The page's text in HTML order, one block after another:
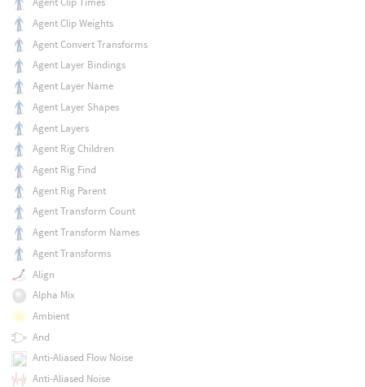
Agent Clip Weights
Agent Convert Transforms
Agent Layer Bindings
Agent Layer Name
Agent Layer Shapes
Agent Layers
Agent Rig Children
Agent Rig Find
Agent Rig Parent
Agent Transform Count
Agent Transform Names
Agent Transforms
Align
Alpha Mix
Ambient
And
Anti-Aliased Flow Noise
Anti-Aliased Noise